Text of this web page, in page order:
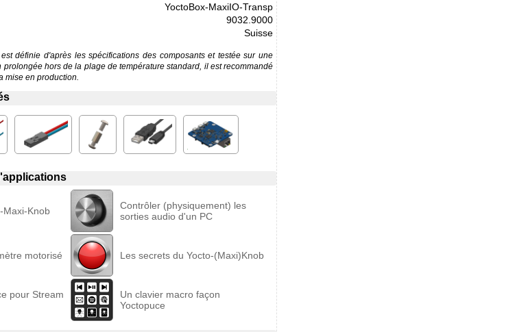
YoctoBox-MaxiIO-Transp
9032.9000
Suisse
définie d'après les spécifications des composants et testée sur une
hors de la plage de température standard, il est recommandé
mise en production.
Maxi-Knob
Contrôler (physiquement) les
sorties audio d'un PC
motorisé Les secrets du Yocto-(Maxi)Knob
pour Stream
Un clavier macro façon
Yoctopuce